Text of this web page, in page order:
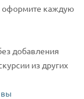
оформите каждую
добавления
из других